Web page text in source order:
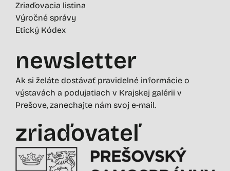
Zriaďovacia listina
Výročné správy
Etický Kódex
newsletter
Ak si želáte dostávať pravidelné informácie o
výstavách a podujatiach v Krajskej galérii v
Prešove, zanechajte nám svoj e-mail.
zriaďovateľ